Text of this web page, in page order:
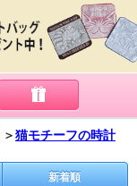
＞猫モチーフの時計
新着順